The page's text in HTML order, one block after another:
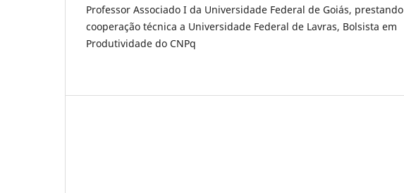
Professor Associado I da Universidade Federal de Goiás, prestando
cooperação técnica a Universidade Federal de Lavras, Bolsista em
Produtividade do CNPq